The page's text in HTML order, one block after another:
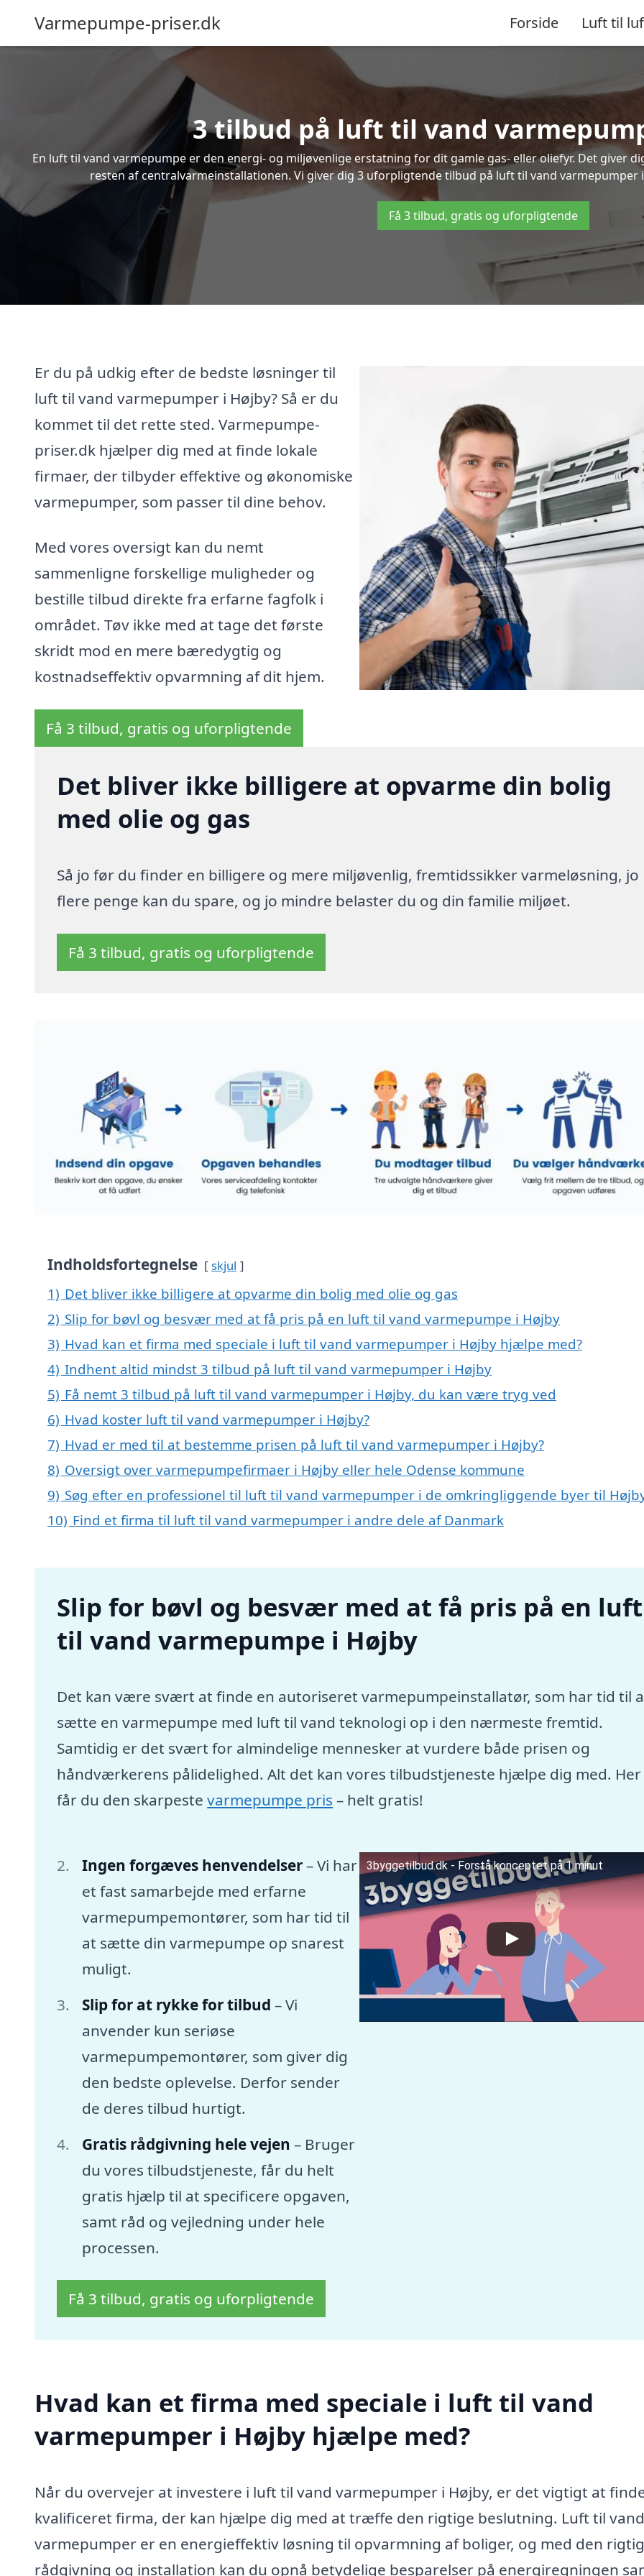
Varmepumpe-priser.dk Forside Luft til
3 tilbud på luft til vand
En luft til vand varmepumpe er den energi- og miljøvenlige erstatning for dit gamle gas- eller oliefyr. Det giver
resten af centralvarmeinstallationen. Vi giver dig 3 uforpligtende tilbud på luft til vand
Få 3 tilbud, gratis og uforpligtende
Er du på udkig efter de bedste løsninger til
luft til vand varmepumper i Højby? Så er du
kommet til det rette sted. Varmepumpe-
priser.dk hjælper dig med at finde lokale
firmaer, der tilbyder effektive og økonomiske
varmepumper, som passer til dine behov.
Med vores oversigt kan du nemt
sammenligne forskellige muligheder og
bestille tilbud direkte fra erfarne fagfolk i
området. Tøv ikke med at tage det første
skridt mod en mere bæredygtig og
kostnadseffektiv opvarmning af dit hjem.
Få 3 tilbud, gratis og uforpligtende
Det bliver ikke billigere at opvarme din bolig
med olie og gas
Så jo før du finder en billigere og mere miljøvenlig, fremtidssikker varmeløsning, jo
flere penge kan du spare, og jo mindre belaster du og din familie miljøet.
Få 3 tilbud, gratis og uforpligtende
Indholdsfortegnelse skjul
1) Det bliver ikke billigere at opvarme din bolig med olie og gas
2) Slip for bøvl og besvær med at få pris på en luft til vand varmepumpe i Højby
3) Hvad kan et firma med speciale i luft til vand varmepumper i Højby hjælpe med?
4) Indhent altid mindst 3 tilbud på luft til vand varmepumper i Højby
5) Få nemt 3 tilbud på luft til vand varmepumper i Højby, du kan være tryg ved
6) Hvad koster luft til vand varmepumper i Højby?
7) Hvad er med til at bestemme prisen på luft til vand varmepumper i Højby?
8) Oversigt over varmepumpefirmaer i Højby eller hele Odense kommune
9) Søg efter en professionel til luft til vand varmepumper i de omkringliggende byer til
10) Find et firma til luft til vand varmepumper i andre dele af Danmark
Slip for bøvl og besvær med at få pris på en luft
til vand varmepumpe i Højby
Det kan være svært at finde en autoriseret varmepumpeinstallatør, som har tid til
sætte en varmepumpe med luft til vand teknologi op i den nærmeste fremtid.
Samtidig er det svært for almindelige mennesker at vurdere både prisen og
håndværkerens pålidelighed. Alt det kan vores tilbudstjeneste hjælpe dig med. Her
får du den skarpestevarmepumpe pris – helt gratis!
Ingen forgæves henvendelser– Vi har
et fast samarbejde med erfarne
varmepumpemontører, som har tid til
at sætte din varmepumpe op snarest
muligt.
Slip for at rykke for tilbud – Vi
anvender kun seriøse
varmepumpemontører, som giver dig
den bedste oplevelse. Derfor sender
de deres tilbud hurtigt.
Gratis rådgivning hele vejen – Bruger
du vores tilbudstjeneste, får du helt
gratis hjælp til at specificere opgaven,
samt råd og vejledning under hele
processen.
3byggetilbud.dk - Forstå konceptet på 1 minut
Få 3 tilbud, gratis og uforpligtende
Hvad kan et firma med speciale i luft til vand
varmepumper i Højby hjælpe med?
Når du overvejer at investere i luft til vand varmepumper i Højby, er det vigtigt at
kvalificeret firma, der kan hjælpe dig med at træffe den rigtige beslutning. Luft til vand
varmepumper er en energieffektiv løsning til opvarmning af boliger, og med den
rådgivning og installation kan du opnå betydelige besparelser på energiregningen